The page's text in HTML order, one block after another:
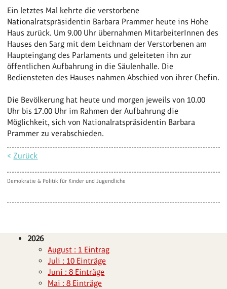
Ein letztes Mal kehrte die verstorbene
Nationalratspräsidentin Barbara Prammer heute ins Hohe
Haus zurück. Um 9.00 Uhr übernahmen MitarbeiterInnen des
Hauses den Sarg mit dem Leichnam der Verstorbenen am
Haupteingang des Parlaments und geleiteten ihn zur
öffentlichen Aufbahrung in die Säulenhalle. Die
Bediensteten des Hauses nahmen Abschied von ihrer Chefin.
Die Bevölkerung hat heute und morgen jeweils von 10.00
Uhr bis 17.00 Uhr im Rahmen der Aufbahrung die
Möglichkeit, sich von Nationalratspräsidentin Barbara
Prammer zu verabschieden.
<Zurück
Demokratie & Politik für Kinder und Jugendliche
2026
August : 1 Eintrag
Juli : 10 Einträge
Juni : 8 Einträge
Mai : 8 Einträge